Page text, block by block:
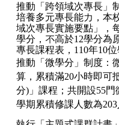
推動「跨領域次專長」
培養多元專長能力，本
域次專長實施要點」，
學分，不高於12學分為
專長課程表，110年10
推動「微學分」制度：
算，累積滿20小時即可
分)」課程；共開設55門
學期累積修課人數為203